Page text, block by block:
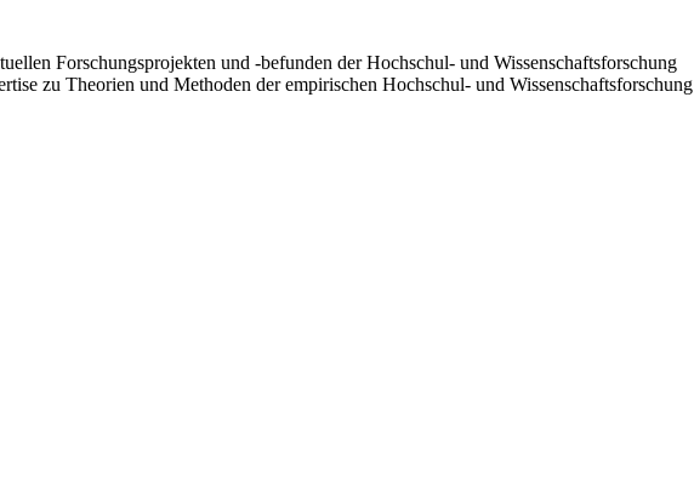
Forschungsprojekten und -befunden der Hochschul- und Wissenschaftsforschung
zu Theorien und Methoden der empirischen Hochschul- und Wissenschaftsforschung